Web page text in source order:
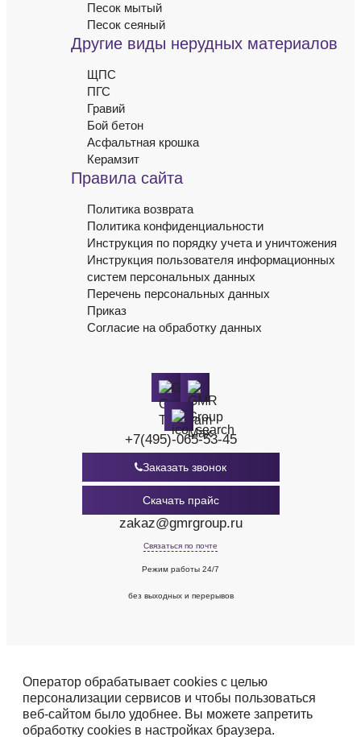
zakaz@gmrgroup.ru
Связаться по почте
Режим работы 24/7
без выходных и перерывов
+7(495)-065-53-45
Заказать звонок
Скачать прайс
Песок мытый
Песок сеяный
Другие виды нерудных материалов
ЩПС
ПГС
Гравий
Бой бетон
Асфальтная крошка
Керамзит
Правила сайта
Политика возврата
Политика конфиденциальности
Инструкция по порядку учета и уничтожения
Инструкция пользователя информационных
систем персональных данных
Перечень персональных данных
Приказ
Согласие на обработку данных
Оператор обрабатывает cookies с целью
персонализации сервисов и чтобы пользоваться
веб-сайтом было удобнее. Вы можете запретить
обработку cookies в настройках браузера.